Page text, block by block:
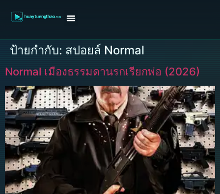
ป้ายกำกับ: สปอยล์ Normal
Normal เมืองธรรมดานรกเรียกพ่อ (2026)